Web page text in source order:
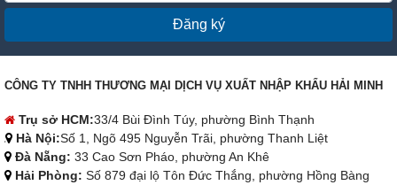
Đăng ký
CÔNG TY TNHH THƯƠNG MẠI DỊCH VỤ XUẤT NHẬP KHẨU HẢI MINH
Trụ sở HCM:33/4 Bùi Đình Túy, phường Bình Thạnh
Hà Nội:Số 1, Ngõ 495 Nguyễn Trãi, phường Thanh Liệt
Đà Nẵng: 33 Cao Sơn Pháo, phường An Khê
Hải Phòng: Số 879 đại lộ Tôn Đức Thắng, phường Hồng Bàng